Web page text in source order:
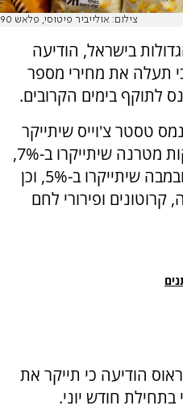
צילום: אולייביר פיטוסי, פלאש 90
בישראל, הודיעה
תעלה את מחירי מספר
לתוקף בימים הקרובים.
טסטר צ'וייס שיתייקר
ב-9%, תרכובות המזון לתינוקות מטרנה שיתייקרו ב-7%,
חטיפים מלוחים ובהם ביסלי ובמבה שיתייקרו ב-5%, וכן
קרוטונים ופירורי לחם
הודיעה כי תייקר את
חודש יוני.